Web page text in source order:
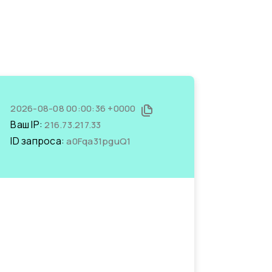
2026-08-08 00:00:36 +0000
Ваш IP:216.73.217.33
ID запроса:a0Fqa31pguQ1